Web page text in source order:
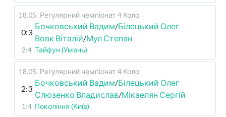
18.05. Регулярний чемпіонат 4 Коло
0:3
Бочковський Вадим/Білецький Олег
Вовк Віталій/Мул Степан
2:4 Тайфун (Умань)
18.05. Регулярний чемпіонат 4 Коло
2:3
Бочковський Вадим/Білецький Олег
Слюзенко Владислав/Мікаелян Сергій
1:4 Покоління (Київ)